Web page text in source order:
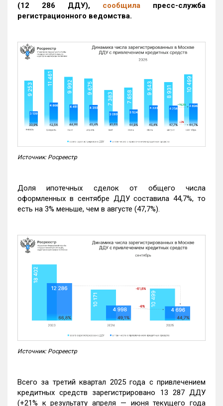
(12 286 ДДУ), сообщила пресс-служба
регистрационного ведомства.
Источник: Росреестр
Доля ипотечных сделок от общего числа
оформленных в сентябре ДДУ составила 44,7%, то
есть на 3% меньше, чем в августе (47,7%).
Источник: Росреестр
Всего за третий квартал 2025 года с привлечением
кредитных средств зарегистрировано 13 287 ДДУ
(+21% к результату апреля — июня текущего года